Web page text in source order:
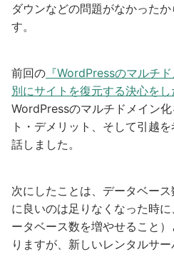
ダウンなどの問題がなかった
す。
前回の 『WordPressのマルチ
別にサイトを復元する決心をし
WordPressのマルチドメイン
ト・デメリット、そして引越
話しました。
次にしたことは、データベー
に良いのは足りなくなった時
ータベース数を増やせること
りますが、新しいレンタルサ